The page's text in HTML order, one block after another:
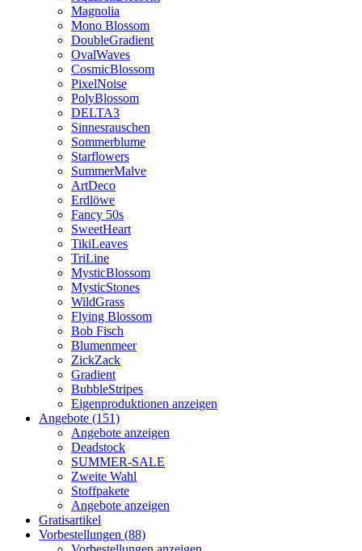
Magnolia
Mono Blossom
DoubleGradient
OvalWaves
CosmicBlossom
PixelNoise
PolyBlossom
DELTA3
Sinnesrauschen
Sommerblume
Starflowers
SummerMalve
ArtDeco
Erdlöwe
Fancy 50s
SweetHeart
TikiLeaves
TriLine
MysticBlossom
MysticStones
WildGrass
Flying Blossom
Bob Fisch
Blumenmeer
ZickZack
Gradient
BubbleStripes
Eigenproduktionen anzeigen
Angebote (151)
Angebote anzeigen
Deadstock
SUMMER-SALE
Zweite Wahl
Stoffpakete
Angebote anzeigen
Gratisartikel
Vorbestellungen (88)